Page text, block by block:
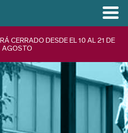
CERRADO DESDE EL 10 AL 21 DE
AGOSTO